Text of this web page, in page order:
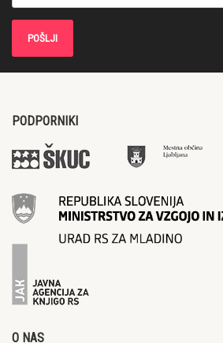
PODPORNIKI
O NAS